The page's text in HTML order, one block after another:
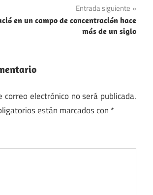
Entrada siguiente
en un campo de concentración hace
más de un siglo
correo electrónico no será publicada.
están marcados con *